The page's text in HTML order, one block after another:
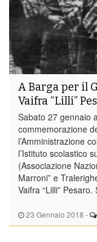
23 Gennaio 2018 -
A Barga per il
Vaifra “Lilli”
Sabato 27 gennaio
commemorazione
l’Amministrazione
l’Istituto scolastico
(Associazione
Marroni” e
Vaifra “Lilli”